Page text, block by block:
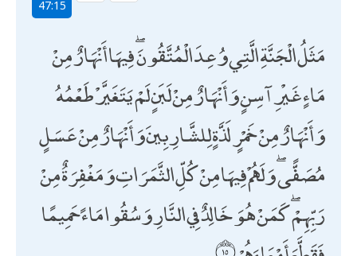
47:15
مَثَلُ الْجَنَّةِ الَّتِي وُعِدَ الْمُتَّقُونَ ۖ فِيهَا أَنْهَارٌ مِنْ
مَاءٍ غَيْرِ آسِنٍ وَأَنْهَارٌ مِنْ لَبَنٍ لَمْ يَتَغَيَّرْ طَعْمُهُ
وَأَنْهَارٌ مِنْ خَمْرٍ لَذَّةٍ لِلشَّارِبِينَ وَأَنْهَارٌ مِنْ عَسَلٍ
مُصَفًّى ۖ وَلَهُمْ فِيهَا مِنْ كُلِّ الثَّمَرَاتِ وَمَغْفِرَةٌ مِنْ
رَبِّهِمْ ۖ كَمَنْ هُوَ خَالِدٌ فِي النَّارِ وَسُقُوا مَاءً حَمِيمًا